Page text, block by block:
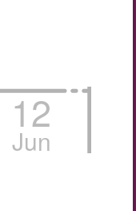
12
Jun